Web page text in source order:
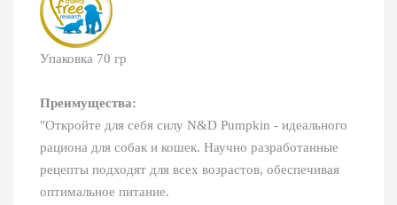
Упаковка 70 гр
Преимущества:
"Откройте для себя силу N&D Pumpkin - идеального
рациона для собак и кошек. Научно разработанные
рецепты подходят для всех возрастов, обеспечивая
оптимальное питание.